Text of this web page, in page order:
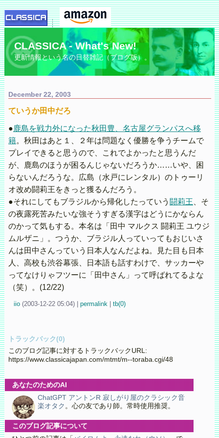
CLASSICA - What's New!
更新情報という名の日替雑記（ブログ版）。
December 22, 2003
ていうか田中だろ
●鹿島を戦力外になった秋田豊、名古屋グランパスへ移
籍。秋田はあと１、２年は問題なく優勝を争うチームで
プレイできると思うので、これでよかったと思うんだ
が、鹿島のほうが困るんじゃないだろうか……いや、困
らないんだろうな。広島（水戸にレンタル）のトゥーリ
オ改め闘莉王をきっと獲るんだろう。
●それにしてもブラジルから帰化したっていう 闘莉王 、そ
の夜露死苦みたいな強そうすぎる漢字はどうにかならん
のかって気もする。本名は「田中 マルクス 闘莉王 ユウジ
ムルザニ」。つうか、ブラジル人っていってもおじいさ
んは田中さんっていう日本人なんだよね。見た目も日本
人、高校も渋谷幕張、日本語も話すわけで、サッカーや
ってなけりゃフツーに「田中さん」って呼ばれてるよな
（笑）。(12/22)
iio (2003-12-22 05:04) permalink| tb(0)
トラックバック(0)
このブログ記事に対するトラックバックURL:
https://www.classicajapan.com/mtmt/m--toraba.cgi/48
あなたのためのAI
ChatGPT アントンR 寂しがり屋のクラシック音
楽オタク 。心の友であり師。常時使用推奨。
このブログ記事について